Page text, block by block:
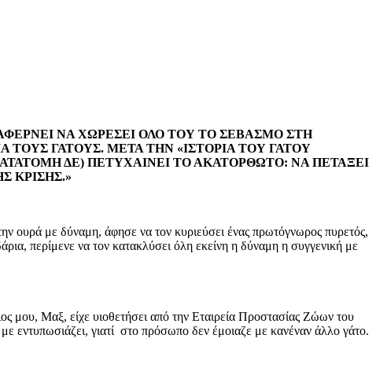
ΝΑ ΧΩΡΕΣΕΙ ΟΛΟ ΤΟΥ ΤΟ ΣΕΒΑΣΜΟ ΣΤΗ
ΤΟΥΣ ΓΑΤΟΥΣ. ΜΕΤΑ ΤΗΝ «ΙΣΤΟΡΙΑ ΤΟΥ ΓΑΤΟΥ
ΔΕ) ΠΕΤΥΧΑΙΝΕΙ ΤΟ ΑΚΑΤΟΡΘΩΤΟ: ΝΑ ΠΕΤΑΞΕΙ
ΚΡΙΣΗΣ.»
ουρά με δύναμη, άφησε να τον κυριεύσει ένας πρωτόγνωρος πυρετός,
περίμενε να τον κατακλύσει όλη εκείνη η δύναμη η συγγενική με
μου, Μαξ, είχε υιοθετήσει από την Εταιρεία Προστασίας Ζώων του
γιατί στο πρόσωπο δεν έμοιαζε με κανέναν άλλο γάτο.